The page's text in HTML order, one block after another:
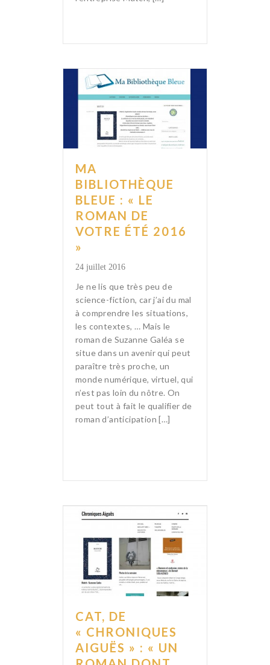
MA
BIBLIOTHÈQUE
BLEUE : « LE
ROMAN DE
VOTRE ÉTÉ 2016
»
24 juillet 2016
Je ne lis que très peu de
science-fiction, car j’ai du mal
à comprendre les situations,
les contextes, … Mais le
roman de Suzanne Galéa se
situe dans un avenir qui peut
paraître très proche, un
monde numérique, virtuel, qui
n’est pas loin du nôtre. On
peut tout à fait le qualifier de
roman d’anticipation […]
CAT, DE
« CHRONIQUES
AIGUËS » : « UN